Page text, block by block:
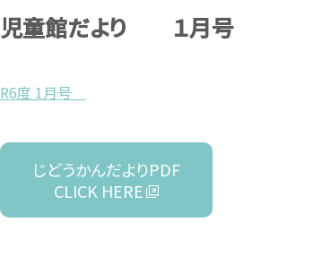
児童館だより １月号
R6度 1月号
じどうかんだよりPDF
CLICK HERE